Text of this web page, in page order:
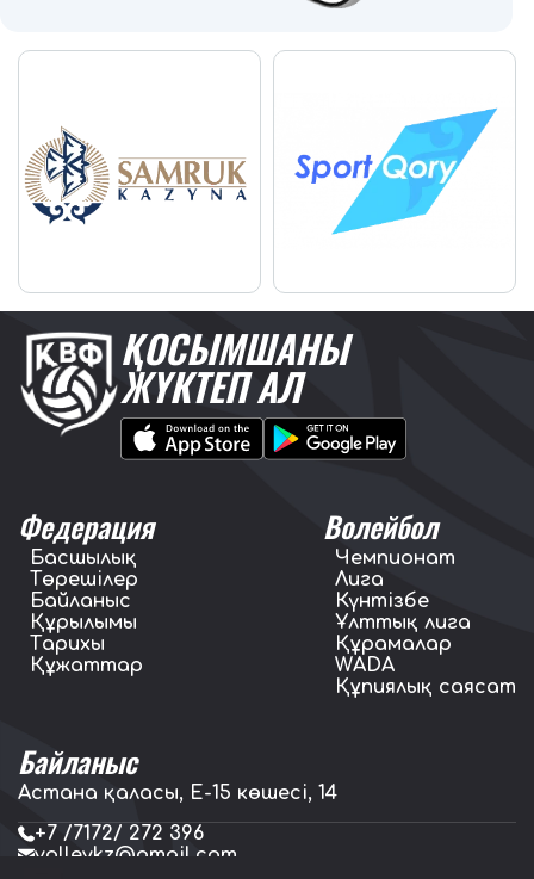
ҚОСЫМШАНЫ
ЖҮКТЕП АЛ
Федерация
Басшылық
Төрешілер
Байланыс
Құрылымы
Тарихы
Құжаттар
Волейбол
Чемпионат
Лига
Күнтізбе
Ұлттық лига
Құрамалар
WADA
Құпиялық саясат
Байланыс
Астана қаласы, E-15 көшесі, 14
+7 /7172/ 272 396
volleykz@gmail.com